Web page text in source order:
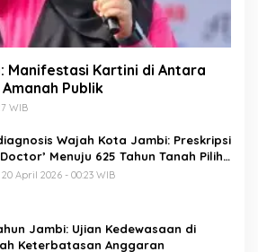
Manifestasi Kartini di Antara
Publik
WIB
Wajah Kota Jambi: Preskripsi
Doctor’ Menuju 625 Tahun Tanah Pilih
Batuah
April 2026 - 00:23 WIB
Jambi: Ujian Kedewasaan di
Keterbatasan Anggaran